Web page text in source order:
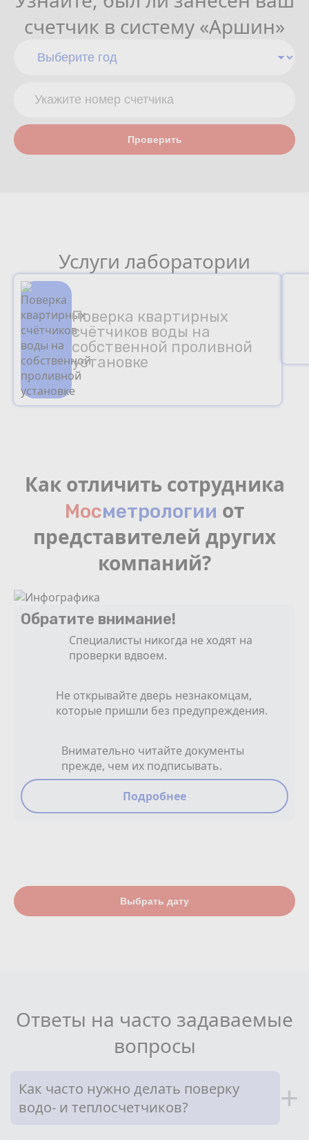
счетчик в систему «Аршин»
Проверить
Услуги лаборатории
Поверка квартирных
счётчиков воды на
собственной проливной
установке
Как отличить сотрудника
Мосмeтрологии от
представителей других
компаний?
Обратите внимание!
Специалисты никогда не ходят на
проверки вдвоем.
Не открывайте дверь незнакомцам,
которые пришли без предупреждения.
Внимательно читайте документы
прежде, чем их подписывать.
Подробнее
Выбрать дату
Ответы на часто задаваемые
вопросы
Как часто нужно делать поверку
водо- и теплосчетчиков?
+